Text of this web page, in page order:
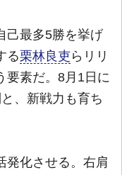
己最多5勝を挙げ
る栗林良吏らリリ
要素だ。8月1日に
、新戦力も育ち
化させる。右肩